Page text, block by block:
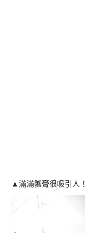
▲滿滿蟹膏很吸引人！